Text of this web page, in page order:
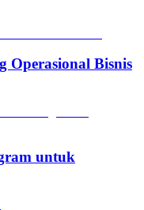
Operasional Bisnis
untuk